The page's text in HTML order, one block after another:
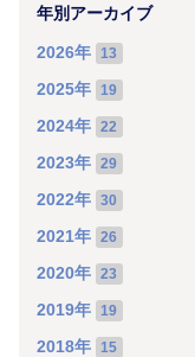
年別アーカイブ
2026年 13
2025年 19
2024年 22
2023年 29
2022年 30
2021年 26
2020年 23
2019年 19
2018年 15